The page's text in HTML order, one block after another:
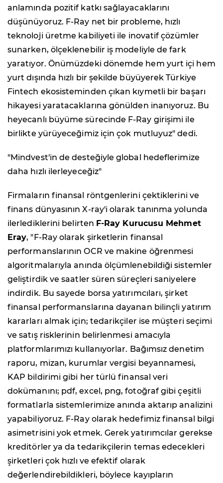
anlamında pozitif katkı sağlayacaklarını
düşünüyoruz. F-Ray net bir probleme, hızlı
teknoloji üretme kabiliyeti ile inovatif çözümler
sunarken, ölçeklenebilir iş modeliyle de fark
yaratıyor. Önümüzdeki dönemde hem yurt içi hem
yurt dışında hızlı bir şekilde büyüyerek Türkiye
Fintech ekosisteminden çıkan kıymetli bir başarı
hikayesi yaratacaklarına gönülden inanıyoruz. Bu
heyecanlı büyüme sürecinde F-Ray girişimi ile
birlikte yürüyeceğimiz için çok mutluyuz" dedi.
"Mindvest'in de desteğiyle global hedeflerimize
daha hızlı ilerleyeceğiz"
Firmaların finansal röntgenlerini çektiklerini ve
finans dünyasının X-ray'i olarak tanınma yolunda
ilerlediklerini belirten F-Ray Kurucusu Mehmet
Eray, "F-Ray olarak şirketlerin finansal
performanslarının OCR ve makine öğrenmesi
algoritmalarıyla anında ölçümlenebildiği sistemler
geliştirdik ve saatler süren süreçleri saniyelere
indirdik. Bu sayede borsa yatırımcıları, şirket
finansal performanslarına dayanan bilinçli yatırım
kararları almak için; tedarikçiler ise müşteri seçimi
ve satış risklerinin belirlenmesi amacıyla
platformlarımızı kullanıyorlar. Bağımsız denetim
raporu, mizan, kurumlar vergisi beyannamesi,
KAP bildirimi gibi her türlü finansal veri
dokümanını; pdf, excel, png, fotoğraf gibi çeşitli
formatlarla sistemlerimize anında aktarıp analizini
yapabiliyoruz. F-Ray olarak hedefimiz finansal bilgi
asimetrisini yok etmek. Gerek yatırımcılar gerekse
kreditörler ya da tedarikçilerin temas edecekleri
şirketleri çok hızlı ve efektif olarak
değerlendirebildikleri, böylece kayıpların